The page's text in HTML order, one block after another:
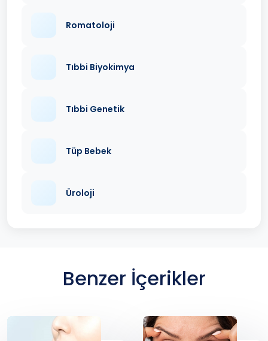
Romatoloji
Tıbbi Biyokimya
Tıbbi Genetik
Tüp Bebek
Üroloji
Benzer İçerikler